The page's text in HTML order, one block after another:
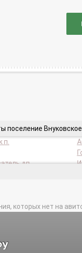
поселение
п.
дп.
которых нет на